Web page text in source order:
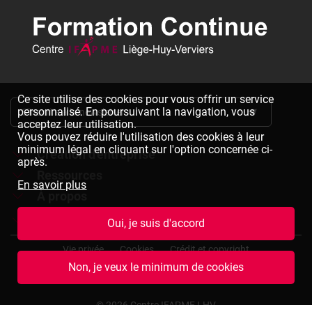
Ce site utilise des cookies pour vous offrir un service
personnalisé. En poursuivant la navigation, vous
acceptez leur utilisation.
Vous pouvez réduire l'utilisation des cookies à leur
minimum légal en cliquant sur l'option concernée ci-
après.
En savoir plus
Oui, je suis d'accord
Non, je veux le minimum de cookies
S'inscrire à la newsletter
Création d'entreprise
Formations à la création d'entreprise
Chèques formation à la création d'entreprise
Bulletin d'inscription à télécharger
À propos
Le centre IFAPME Liège-Huy-Verviers
Nos missions et valeurs
Devenir formateur
Rejoindre notre équipe
Consulter des offres d'emplois
Pied
(termes
Vie privée Cookies Crédit et copyright
© 2026 Centre IFAPME LHV